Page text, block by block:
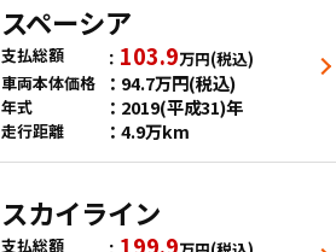
スペーシア
支払総額 103.9万円(税込)
車両本体価格
94.7万円(税込)
年式 2019(平成31)年
走行距離 4.9万km
スカイライン
支払総額